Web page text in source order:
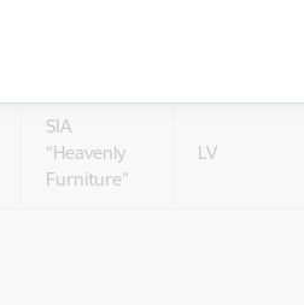
SIA
“Heavenly
Furniture”
LV